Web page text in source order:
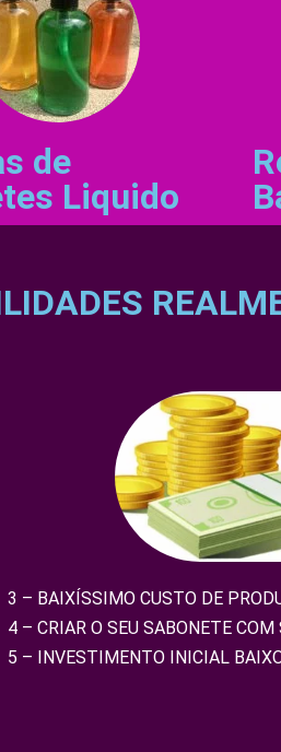
de
Liquido
3 – BAIXÍSSIMO CUSTO DE
4 – CRIAR O SEU SABONETE
5 – INVESTIMENTO INICIAL